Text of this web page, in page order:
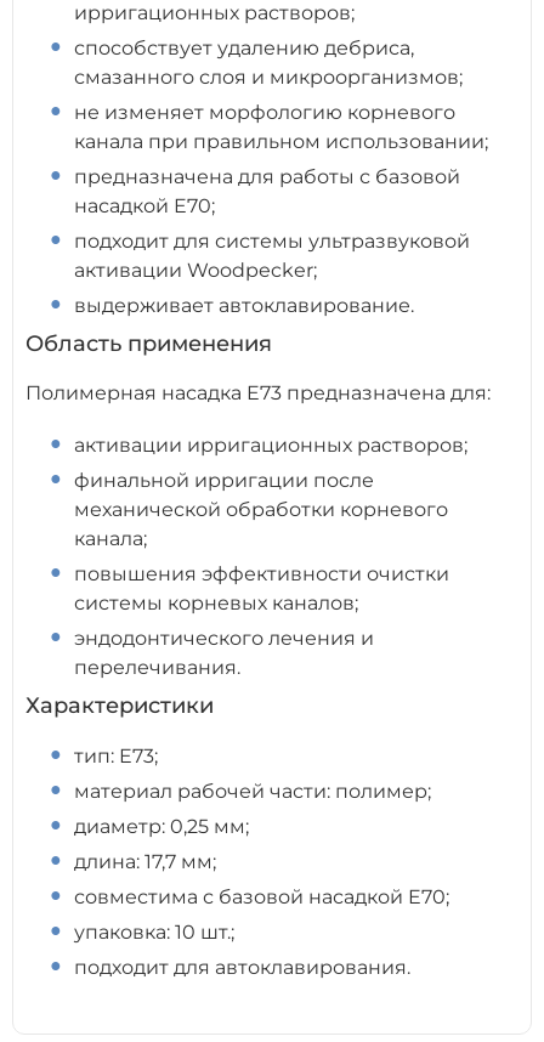
ирригационных растворов;
способствует удалению дебриса,
смазанного слоя и микроорганизмов;
не изменяет морфологию корневого
канала при правильном использовании;
предназначена для работы с базовой
насадкой E70;
подходит для системы ультразвуковой
активации Woodpecker;
выдерживает автоклавирование.
Область применения
Полимерная насадка E73 предназначена для:
активации ирригационных растворов;
финальной ирригации после
механической обработки корневого
канала;
повышения эффективности очистки
системы корневых каналов;
эндодонтического лечения и
перелечивания.
Характеристики
тип: E73;
материал рабочей части: полимер;
диаметр: 0,25 мм;
длина: 17,7 мм;
совместима с базовой насадкой E70;
упаковка: 10 шт.;
подходит для автоклавирования.